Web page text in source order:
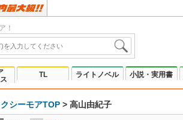
！
TL ライトノベル 小説・実用書
シーモアTOP > 高山由紀子